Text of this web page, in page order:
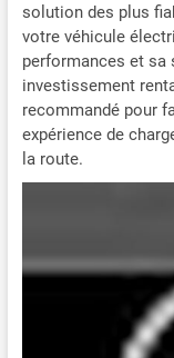
solution des plus
votre véhicule
performances et sa
investissement
recommandé pour
expérience de
la route.